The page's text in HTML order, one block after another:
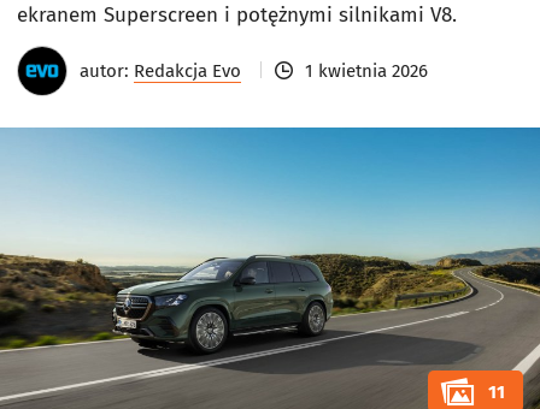
ekranem Superscreen i potężnymi silnikami V8.
autor: Redakcja Evo 1 kwietnia 2026
11